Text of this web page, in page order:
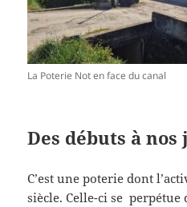
La Poterie Not en face du canal
Des débuts à nos
C’est une poterie dont
siècle. Celle-ci se perpétue